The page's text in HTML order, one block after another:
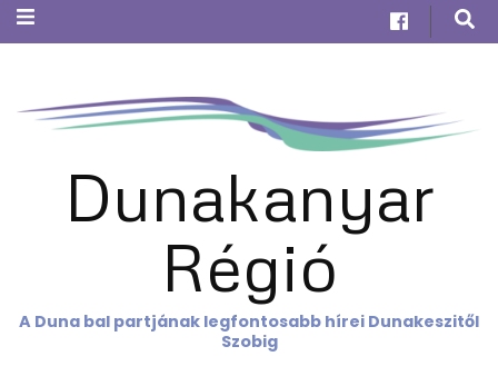
Dunakanyar
Régió
A Duna bal partjának legfontosabb hírei Dunakeszitől
Szobig